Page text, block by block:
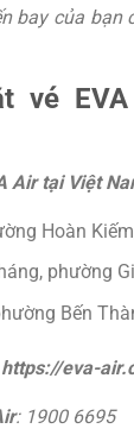
bay của bạn
vé
Air tại Việt
Hoàn
phường
Bến
https://eva-
: 1900 6695